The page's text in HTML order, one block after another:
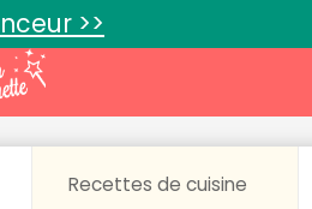
>>
Recettes de cuisine